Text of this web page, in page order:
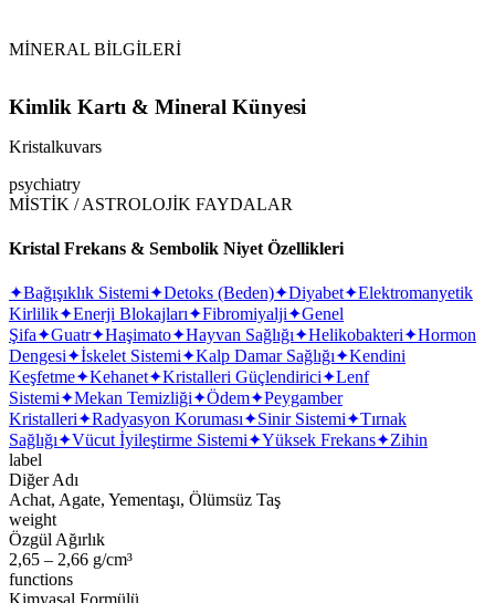
MİNERAL BİLGİLERİ
Kimlik Kartı & Mineral Künyesi
Kristalkuvars
psychiatry
MİSTİK / ASTROLOJİK FAYDALAR
Kristal Frekans & Sembolik Niyet Özellikleri
✦Bağışıklık Sistemi✦Detoks (Beden)✦Diyabet✦Elektromanyetik
Kirlilik✦Enerji Blokajları✦Fibromiyalji✦Genel
Şifa✦Guatr✦Haşimato✦Hayvan Sağlığı✦Helikobakteri✦Hormon
Dengesi✦İskelet Sistemi✦Kalp Damar Sağlığı✦Kendini
Keşfetme✦Kehanet✦Kristalleri Güçlendirici✦Lenf
Sistemi✦Mekan Temizliği✦Ödem✦Peygamber
Kristalleri✦Radyasyon Koruması✦Sinir Sistemi✦Tırnak
Sağlığı✦Vücut İyileştirme Sistemi✦Yüksek Frekans✦Zihin
label
Diğer Adı
Achat, Agate, Yementaşı, Ölümsüz Taş
weight
Özgül Ağırlık
2,65 – 2,66 g/cm³
functions
Kimyasal Formülü